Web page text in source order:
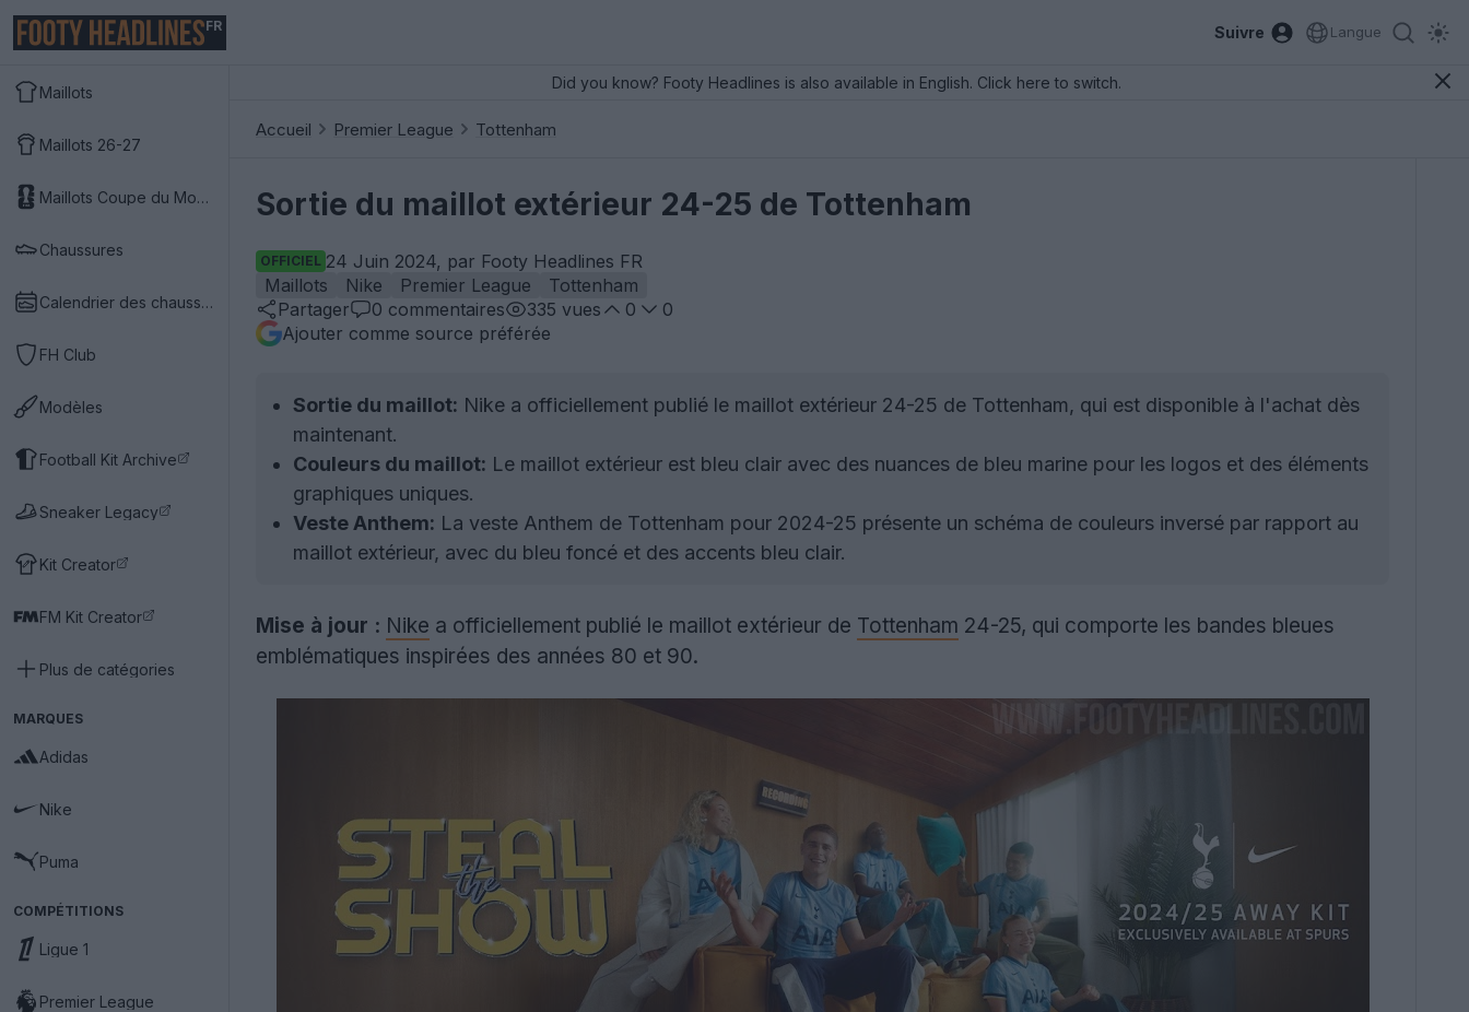
FR Suivre Langue
Maillots
Maillots 26-27
Maillots Coupe du Monde 2026
Chaussures
Calendrier des chaussures
FH Club
Modèles
Football Kit Archive
Sneaker Legacy
Kit Creator
FM Kit Creator
Plus de catégories
MARQUES
Adidas
Nike
Puma
COMPÉTITIONS
Ligue 1
Premier League
Did you know? Footy Headlines is also available in English. Click here to switch.
Accueil Premier League Tottenham
Sortie du maillot extérieur 24-25 de Tottenham
OFFICIEL 24 Juin 2024, par Footy Headlines FR
Maillots
Nike Premier League
Tottenham
Partager
0 commentaires 335 vues 0
0
Ajouter comme source préférée
Sortie du maillot: Nike a officiellement publié le maillot extérieur 24-25 de Tottenham, qui est disponible à l'achat dès
maintenant.
Couleurs du maillot: Le maillot extérieur est bleu clair avec des nuances de bleu marine pour les logos et des éléments
graphiques uniques.
Veste Anthem: La veste Anthem de Tottenham pour 2024-25 présente un schéma de couleurs inversé par rapport au
maillot extérieur, avec du bleu foncé et des accents bleu clair.
Mise à jour : Nike a officiellement publié le maillot extérieur de Tottenham 24-25, qui comporte les bandes bleues
emblématiques inspirées des années 80 et 90.